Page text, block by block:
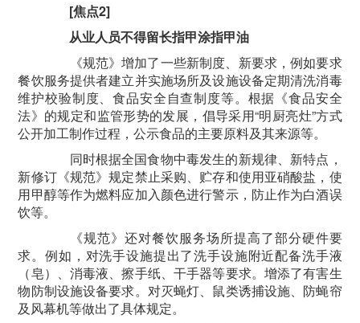
[焦点2]
从业人员不得留长指甲涂指甲油
《规范》增加了一些新制度、新要求，例如要求
餐饮服务提供者建立并实施场所及设施设备定期清洗消毒
维护校验制度、食品安全自查制度等。根据《食品安全
法》的规定和监管形势的发展，倡导采用“明厨亮灶”方式
公开加工制作过程，公示食品的主要原料及其来源等。
同时根据全国食物中毒发生的新规律、新特点，
新修订《规范》规定禁止采购、贮存和使用亚硝酸盐，使
用甲醇等作为燃料应加入颜色进行警示，防止作为白酒误
饮等。
《规范》还对餐饮服务场所提高了部分硬件要
求。例如，对洗手设施提出了洗手设施附近配备洗手液
（皂）、消毒液、擦手纸、干手器等要求。增添了有害生
物防制设施设备要求。对灭蝇灯、鼠类诱捕设施、防蝇帘
及风幕机等做出了具体规定。